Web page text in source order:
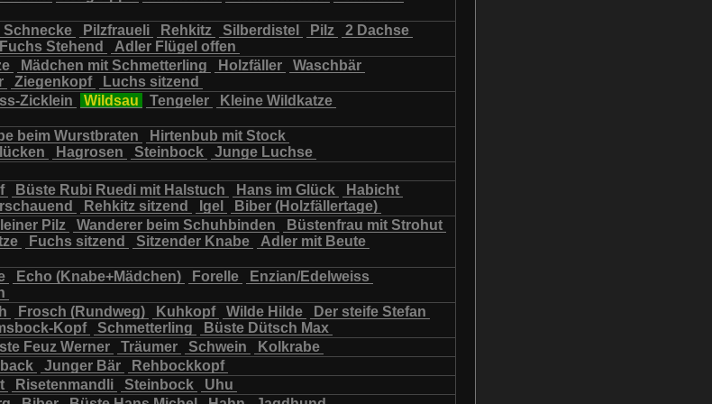
Schnecke Pilzfraueli Rehkitz Silberdistel Pilz
2 Dachse
Fuchs Stehend
Adler Flügel offen
Mädchen mit Schmetterling Holzfäller
Waschbär
Ziegenkopf
Luchs sitzend
Zicklein Wildsau Tengeler
Kleine Wildkatze
beim Wurstbraten
Hirtenbub mit Stock
Hagrosen Steinbock
Junge Luchse
Büste Rubi Ruedi mit Halstuch Hans im Glück
Habicht
Rehkitz sitzend Igel
Biber (Holzfällertage)
Pilz Wanderer beim Schuhbinden
Büstenfrau mit Strohut
Fuchs sitzend Sitzender Knabe
Adler mit Beute
Echo (Knabe+Mädchen) Forelle
Enzian/Edelweiss
Frosch (Rundweg) Kuhkopf Wilde Hilde
Der steife Stefan
Kopf Schmetterling
Büste Dütsch Max
Feuz Werner Träumer Schwein
Kolkrabe
Junger Bär
Rehbockkopf
Risetenmandli Steinbock
Uhu